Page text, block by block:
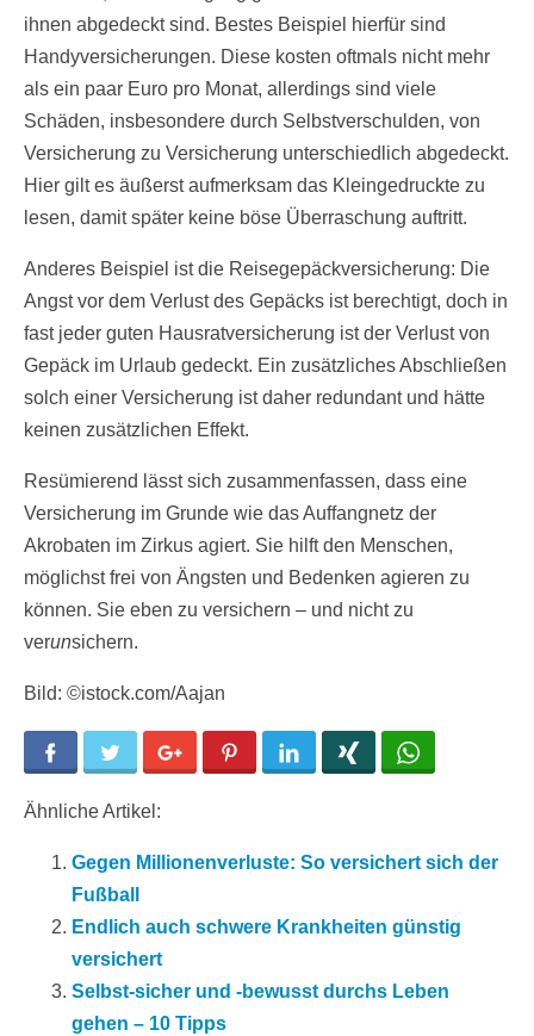
ihnen abgedeckt sind. Bestes Beispiel hierfür sind
Handyversicherungen. Diese kosten oftmals nicht mehr
als ein paar Euro pro Monat, allerdings sind viele
Schäden, insbesondere durch Selbstverschulden, von
Versicherung zu Versicherung unterschiedlich abgedeckt.
Hier gilt es äußerst aufmerksam das Kleingedruckte zu
lesen, damit später keine böse Überraschung auftritt.
Anderes Beispiel ist die Reisegepäckversicherung: Die
Angst vor dem Verlust des Gepäcks ist berechtigt, doch in
fast jeder guten Hausratversicherung ist der Verlust von
Gepäck im Urlaub gedeckt. Ein zusätzliches Abschließen
solch einer Versicherung ist daher redundant und hätte
keinen zusätzlichen Effekt.
Resümierend lässt sich zusammenfassen, dass eine
Versicherung im Grunde wie das Auffangnetz der
Akrobaten im Zirkus agiert. Sie hilft den Menschen,
möglichst frei von Ängsten und Bedenken agieren zu
können. Sie eben zu versichern – und nicht zu
verunsichern.
Bild: ©istock.com/Aajan
Facebook Twitter Google+ Pinterest LinkedIn
Ähnliche Artikel:
Gegen Millionenverluste: So versichert sich der
Fußball
Endlich auch schwere Krankheiten günstig
versichert
Selbst-sicher und -bewusst durchs Leben
gehen – 10 Tipps